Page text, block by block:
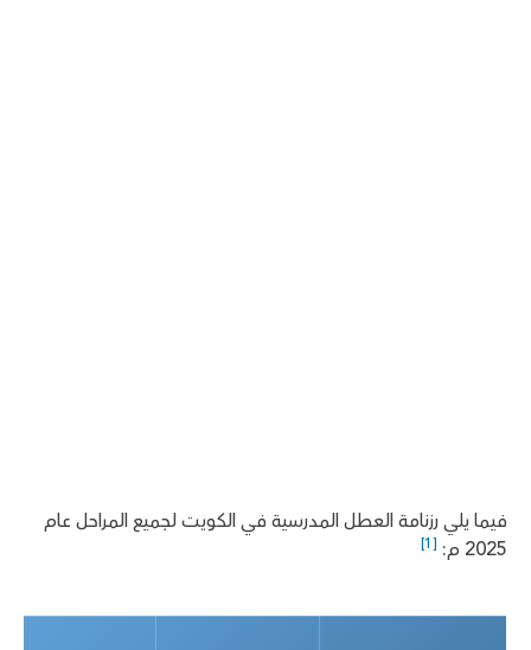
فيما يلي رزنامة العطل المدرسية في الكويت لجميع المراحل عام
2025 م:
[1]